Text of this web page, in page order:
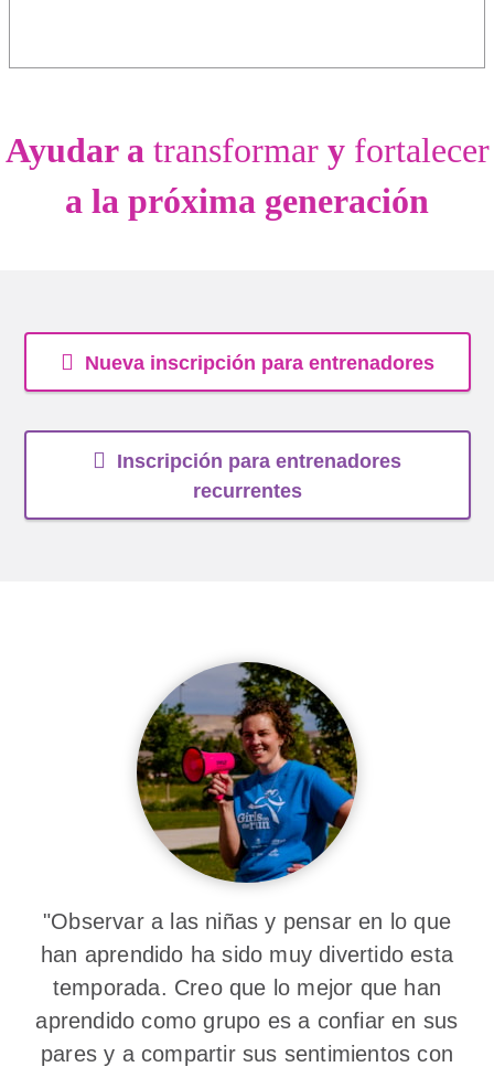
Ayudar a transformary fortalecer
a la próxima generación
Nueva inscripción para entrenadores
Inscripción para entrenadores
recurrentes
"Observar a las niñas y pensar en lo que
han aprendido ha sido muy divertido esta
temporada. Creo que lo mejor que han
aprendido como grupo es a confiar en sus
pares y a compartir sus sentimientos con